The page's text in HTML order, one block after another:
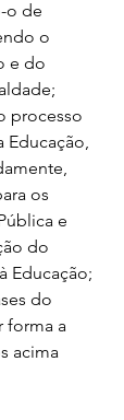
o de
o
e do
processo
Educação,
os
e
do
Educação;
do
forma a
acima